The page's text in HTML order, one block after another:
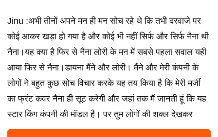
Jinu :अभी तीनों अपने मन ही मन सोच रहे थे कि तभी दरवाजे पर
कोई आकर खड़ा हो गया है और कोई भी नहीं सिर्फ और सिर्फ नैना थी
नैना।यह क्या है फिर से नैना लोरी के मन में सबसे पहला सवाल यही
आया फिर से नैना।डायना मैंने और लोरी। मैंने और मेरी कंपनी के
लोगों ने बहुत कुछ सोच विचार करके यह तय किया है कि मेरी मर्जी
का फ्रंट कवर नैना ही सूट करेगी और जहां तक मैं जानती हूं कि यह
स्टार किंग कंपनी की मॉडल है। पर तुम लोगों की शक्ल देखकर